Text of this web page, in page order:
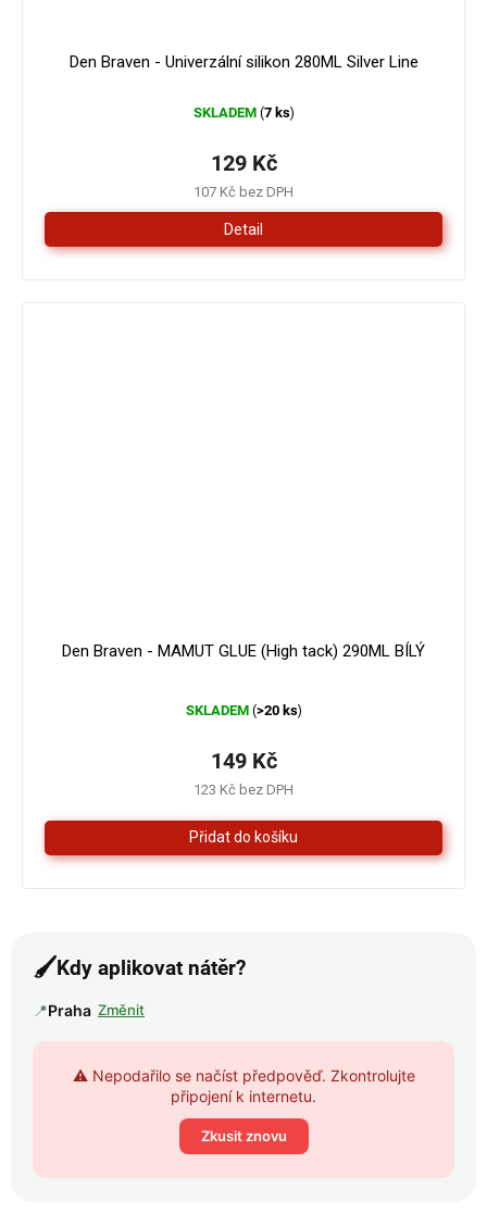
Den Braven - Univerzální silikon 280ML Silver Line
SKLADEM (7 ks)
107 Kč bez DPH
129 Kč
Detail
Den Braven - MAMUT GLUE (High tack) 290ML BÍLÝ
hodnocení
je
4,3
z
5
hvězdiček.
SKLADEM (>20 ks)
123 Kč bez DPH
149 Kč
🖌️Kdy aplikovat nátěr?
📍Praha Změnit
⚠️ Nepodařilo se načíst předpověď. Zkontrolujte
připojení k internetu.
Zkusit znovu